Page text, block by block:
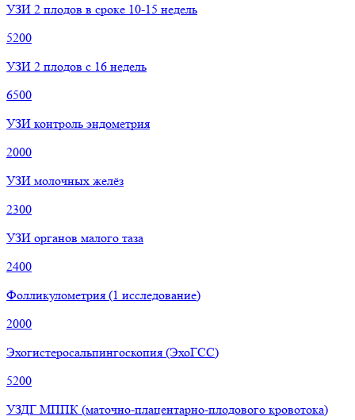
УЗИ 2 плодов в сроке 10-15 недель
5200
УЗИ 2 плодов с 16 недель
6500
УЗИ контроль эндометрия
2000
УЗИ молочных желёз
2300
УЗИ органов малого таза
2400
Фолликулометрия (1 исследование)
2000
Эхогистеросальпингоскопия (ЭхоГСС)
5200
УЗДГ МППК (маточно-плацентарно-плодового кровотока)